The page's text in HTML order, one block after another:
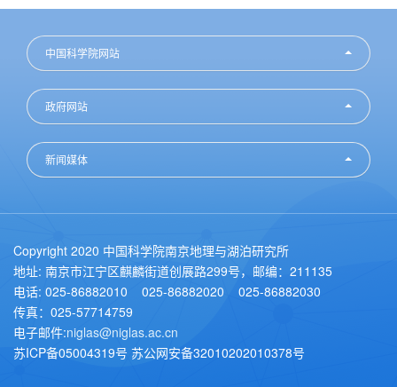
中国科学院网站
政府网站
新闻媒体
Copyright 2020 中国科学院南京地理与湖泊研究所
地址: 南京市江宁区麒麟街道创展路299号，邮编：211135
电话: 025-86882010 025-86882020 025-86882030
传真：025-57714759
电子邮件:niglas@niglas.ac.cn
苏ICP备05004319号 苏公网安备32010202010378号